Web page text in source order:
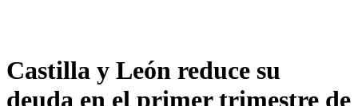
Castilla y León reduce su
deuda en el primer trimestre de